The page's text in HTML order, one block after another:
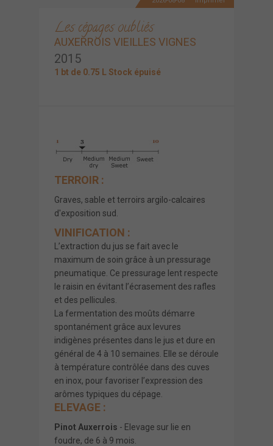
CONTACT
Les cépages oubliés
AUXERROIS VIEILLES VIGNES
2015
1 bt de 0.75 L Stock épuisé
TERROIR :
Graves, sable et terroirs argilo-calcaires
d'exposition sud.
VINIFICATION :
L’extraction du jus se fait avec le
maximum de soin grâce à un pressurage
pneumatique. Ce pressurage lent respecte
le raisin en évitant l’écrasement des rafles
et des pellicules.
La fermentation des moûts démarre
spontanément grâce aux levures
indigènes présentes dans le jus et dure en
général de 4 à 10 semaines. Elle se déroule
à température contrôlée dans des cuves
en inox, pour favoriser l’expression des
arômes typiques du cépage.
ELEVAGE :
Pinot Auxerrois - Elevage sur lie en
foudre, de 6 à 9 mois.